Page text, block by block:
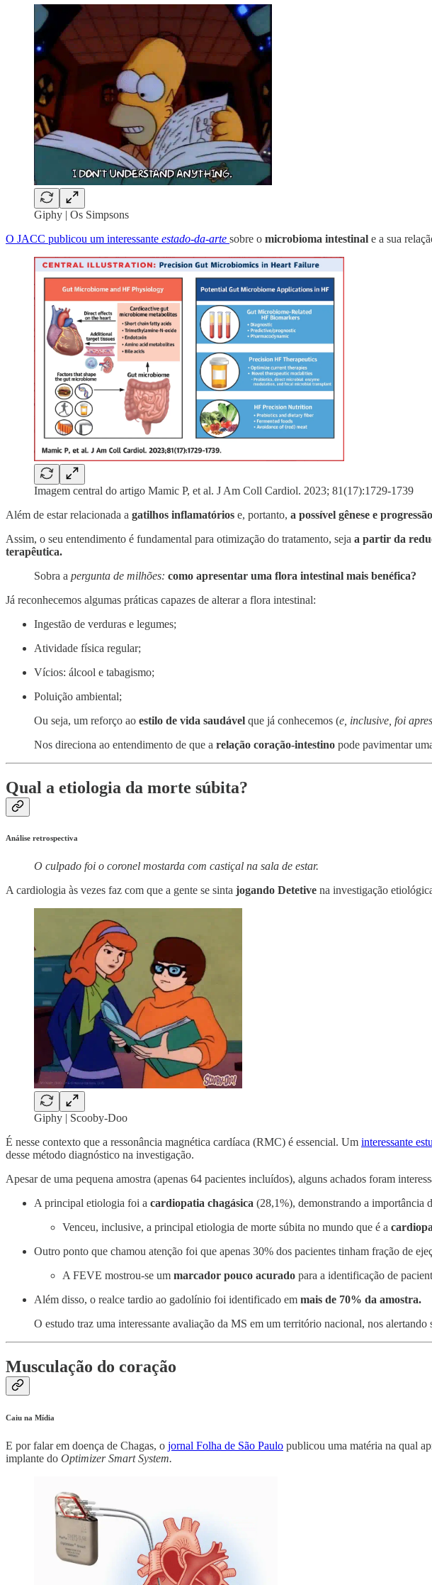
Giphy | Os Simpsons
O JACC publicou um interessante estado-da-arte sobre o microbioma intestinal e a sua
Imagem central do artigo Mamic P, et al. J Am Coll Cardiol. 2023; 81(17):1729-1739
Além de estar relacionada a gatilhos inflamatórios e, portanto, a possível gênese e
Assim, o seu entendimento é fundamental para otimização do tratamento, seja a partir da
terapêutica.
Sobra a pergunta de milhões: como apresentar uma flora intestinal mais benéfica?
Já reconhecemos algumas práticas capazes de alterar a flora intestinal:
Ingestão de verduras e legumes;
Atividade física regular;
Vícios: álcool e tabagismo;
Poluição ambiental;
Ou seja, um reforço ao estilo de vida saudável que já conhecemos (e, inclusive, foi
Nos direciona ao entendimento de que a relação coração-intestino pode pavimentar
Qual a etiologia da morte súbita?
Análise retrospectiva
O culpado foi o coronel mostarda com castiçal na sala de estar.
A cardiologia às vezes faz com que a gente se sinta jogando Detetive na investigação
Giphy | Scooby-Doo
É nesse contexto que a ressonância magnética cardíaca (RMC) é essencial. Um interessante
desse método diagnóstico na investigação.
Apesar de uma pequena amostra (apenas 64 pacientes incluídos), alguns achados foram
A principal etiologia foi a cardiopatia chagásica (28,1%), demonstrando a importância
Venceu, inclusive, a principal etiologia de morte súbita no mundo que é a
Outro ponto que chamou atenção foi que apenas 30% dos pacientes tinham fração de
A FEVE mostrou-se um marcador pouco acurado para a identificação de
Além disso, o realce tardio ao gadolínio foi identificado em mais de 70% da amostra.
O estudo traz uma interessante avaliação da MS em um território nacional, nos alertando
Musculação do coração
Caiu na Mídia
E por falar em doença de Chagas, o jornal Folha de São Paulo publicou uma matéria na qual
implante do Optimizer Smart System.